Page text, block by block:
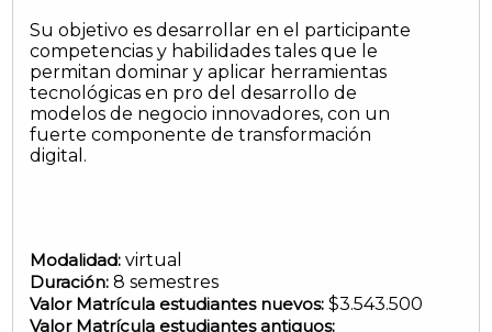
Su objetivo es desarrollar en el participante
competencias y habilidades tales que le
permitan dominar y aplicar herramientas
tecnológicas en pro del desarrollo de
modelos de negocio innovadores, con un
fuerte componente de transformación
digital.
Modalidad: virtual
Duración: 8 semestres
Valor Matrícula estudiantes nuevos: $3.543.500
Valor Matrícula estudiantes antiguos: